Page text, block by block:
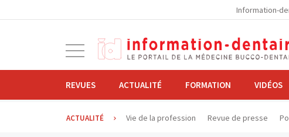
Information-
navigation
REVUES ACTUALITÉ FORMATION VIDÉOS
ACTUALITÉ Vie de la profession Revue de presse